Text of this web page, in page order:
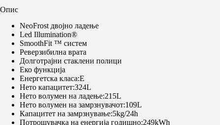
Опис
NeoFrost двојно ладење
Led Illumination®
SmoothFit ™ систем
Реверзибилна врата
Долготрајни стаклени полици
Еко функција
Енергетска класа:E
Нето капацитет:324L
Нето волумен на ладење:215L
Нето волумен на замрзнувачот:109L
Капацитет на замрзнување:5kg/24h
Потрошувачка на енергија годишно:249kWh